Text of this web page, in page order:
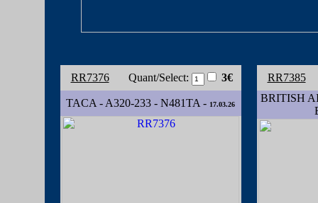
RR7376 Quant/Select: 3€
TACA - A320-233 - N481TA - 17.03.26
RR7385
BRITISH